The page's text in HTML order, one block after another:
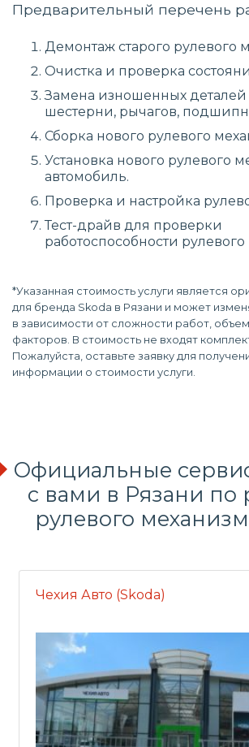
Предварительный перечень
Демонтаж старого рулевого
Очистка и проверка
Замена изношенных
шестерни, рычагов,
Сборка нового рулевого
Установка нового рулевого
автомобиль.
Проверка и настройка
Тест-драйв для проверки
работоспособности
*Указанная стоимость услуги является
для бренда Skoda в Рязани и может
в зависимости от сложности работ,
факторов. В стоимость не входят
Пожалуйста, оставьте заявку для
информации о стоимости услуги.
Официальные
с вами в Рязани по
рулевого
Чехия Авто (Skoda)